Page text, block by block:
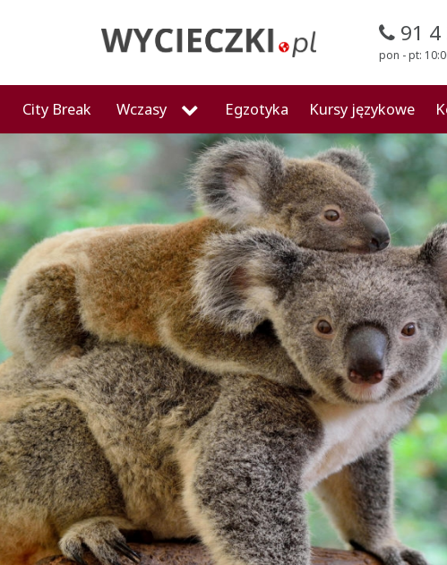
91 4
pon - pt:
City Break Wczasy Egzotyka Kursy językowe